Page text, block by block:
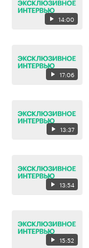
14:00
17:06
13:37
13:54
15:52